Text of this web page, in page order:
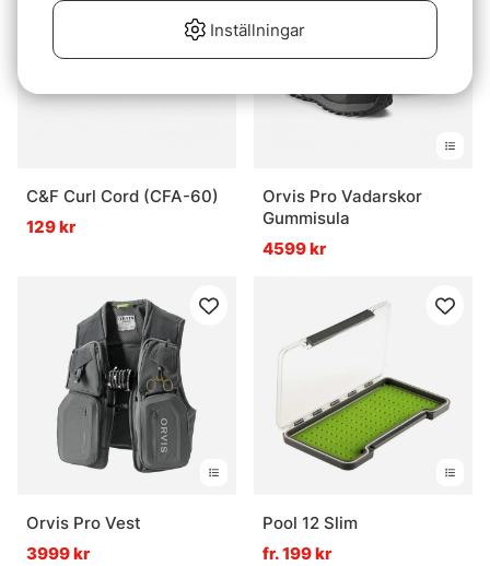
C&F Curl Cord (CFA-60)
129 kr
Orvis Pro Vadarskor
Gummisula
4599 kr
Orvis Pro Vest
3999 kr
Pool 12 Slim
fr. 199 kr
Inställningar